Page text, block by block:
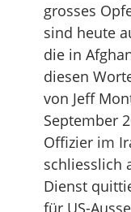
grosses
sind heute
die in
diesen
von Jeff
September
Offizier im
schliesslich
Dienst
für US-